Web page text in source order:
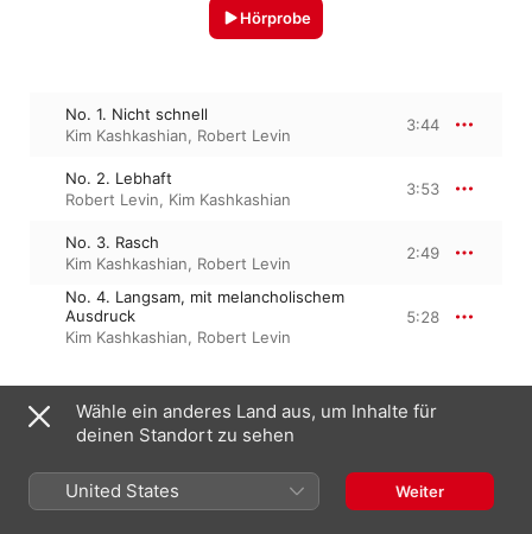
Hörprobe
No. 1. Nicht schnell
Kim Kashkashian, Robert Levin
3:44
No. 2. Lebhaft
Robert Levin, Kim Kashkashian
3:53
No. 3. Rasch
Kim Kashkashian, Robert Levin
2:49
No. 4. Langsam, mit melancholischem
Ausdruck
Kim Kashkashian, Robert Levin
5:28
15. September 1994
4 Titel, 15 Minuten
Deutsche Grammophon GmbH, Berlin
Wähle ein anderes Land aus, um Inhalte für
deinen Standort zu sehen
United States Weiter